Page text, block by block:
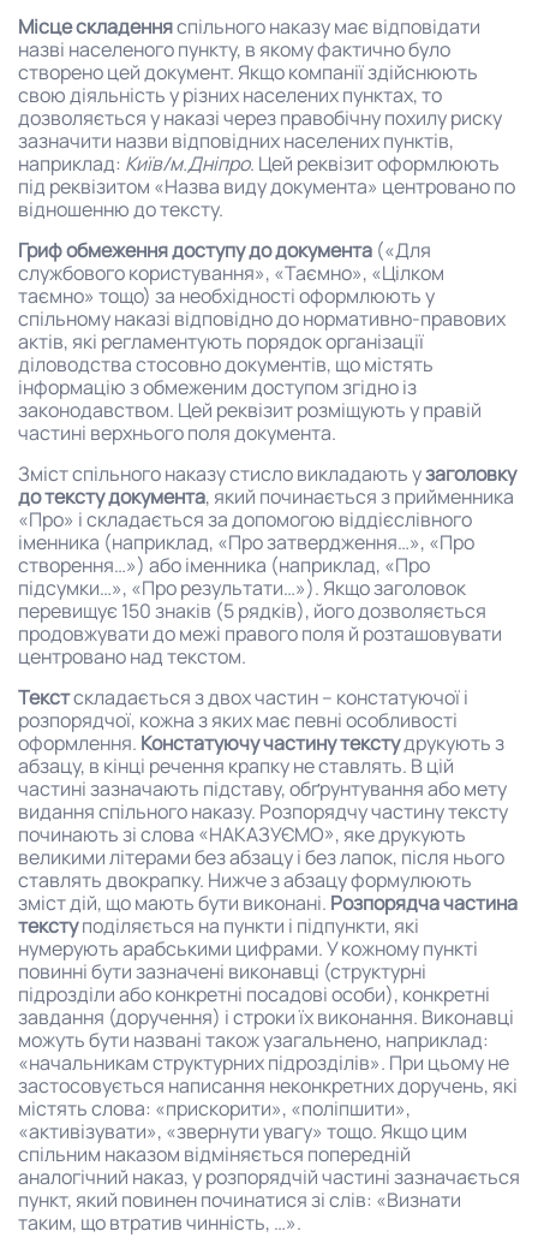
Місце складенняспільного наказу має відповідати
назві населеного пункту, в якому фактично було
створено цей документ. Якщо компанії здійснюють
свою діяльність у різних населених пунктах, то
дозволяється у наказі через правобічну похилу риску
зазначити назви відповідних населених пунктів,
наприклад: Київ/м.Дніпро. Цей реквізит оформлюють
під реквізитом «Назва виду документа» центровано по
відношенню до тексту.
Гриф обмеження доступу до документа («Для
службового користування», «Таємно», «Цілком
таємно» тощо) за необхідності оформлюють у
спільному наказі відповідно до нормативно-правових
актів, які регламентують порядок організації
діловодства стосовно документів, що містять
інформацію з обмеженим доступом згідно із
законодавством. Цей реквізит розміщують у правій
частині верхнього поля документа.
Зміст спільного наказу стисло викладають узаголовку
до тексту документа, який починається з прийменника
«Про» і складається за допомогою віддієслівного
іменника (наприклад, «Про затвердження…», «Про
створення…») або іменника (наприклад, «Про
підсумки…», «Про результати…»). Якщо заголовок
перевищує 150 знаків (5 рядків), його дозволяється
продовжувати до межі правого поля й розташовувати
центровано над текстом.
Текстскладається з двох частин – констатуючої і
розпорядчої, кожна з яких має певні особливості
оформлення. Констатуючу частину текстудрукують з
абзацу, в кінці речення крапку не ставлять. В цій
частині зазначають підставу, обґрунтування або мету
видання спільного наказу. Розпорядчу частину тексту
починають зі слова «НАКАЗУЄМО», яке друкують
великими літерами без абзацу і без лапок, після нього
ставлять двокрапку. Нижче з абзацу формулюють
зміст дій, що мають бути виконані. Розпорядча частина
текступоділяється на пункти і підпункти, які
нумерують арабськими цифрами. У кожному пункті
повинні бути зазначені виконавці (структурні
підрозділи або конкретні посадові особи), конкретні
завдання (доручення) і строки їх виконання. Виконавці
можуть бути названі також узагальнено, наприклад:
«начальникам структурних підрозділів». При цьому не
застосовується написання неконкретних доручень, які
містять слова: «прискорити», «поліпшити»,
«активізувати», «звернути увагу» тощо. Якщо цим
спільним наказом відміняється попередній
аналогічний наказ, у розпорядчій частині зазначається
пункт, який повинен починатися зі слів: «Визнати
таким, що втратив чинність, …».